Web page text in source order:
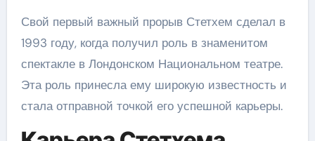
Свой первый важный прорыв Стетхем сделал в
1993 году, когда получил роль в знаменитом
спектакле в Лондонском Национальном театре.
Эта роль принесла ему широкую известность и
стала отправной точкой его успешной карьеры.